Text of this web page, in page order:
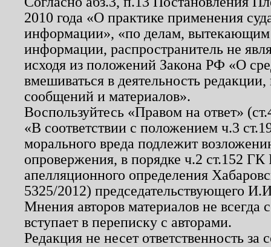
2010 года «О практике применения
информации», «по делам, вытекающим
информации, распространитель не
исходя из положений Закона РФ «О
вмешиваться в деятельность
сообщений и материалов».
Воспользуйтесь «Правом на ответ»
«В соответствии с положением ч.3
морального вреда подлежит
опровержения, в порядке ч.2 ст.152
апелляционного определения
5325/2012) председательствующего
Мнения авторов материалов не
вступает в переписку с авторами.
Редакция не несет ответственность